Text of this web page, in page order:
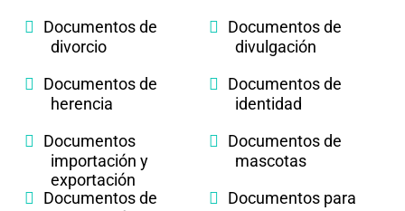
Documentos de
divorcio
Documentos de
divulgación
Documentos de
herencia
Documentos de
identidad
Documentos
importación y
exportación
Documentos de
mascotas
Documentos de
Documentos para